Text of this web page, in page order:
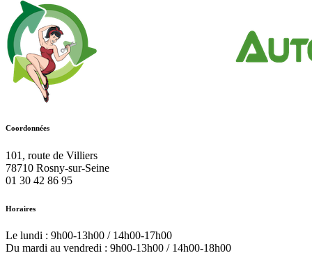
Coordonnées
101, route de Villiers
78710 Rosny-sur-Seine
01 30 42 86 95
Horaires
Le lundi : 9h00-13h00 / 14h00-17h00
Du mardi au vendredi : 9h00-13h00 / 14h00-18h00